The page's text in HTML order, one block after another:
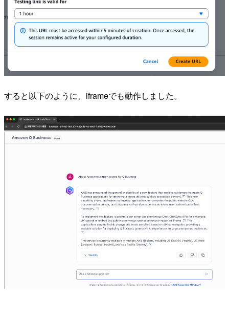
すると以下のように、iframeでも動作しました。